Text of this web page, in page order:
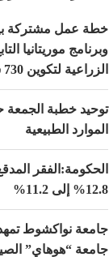
خطة عمل مشتركة
وبرنامج موريتانيا
الزراعية لتكوين 730 شابا
توحيد خطبة الجمعة
الموارد الطبيعية
الحكومة:الفقر
12.8% إلى 11.2%
جامعة نواكشوط
جامعة “هوهاي”